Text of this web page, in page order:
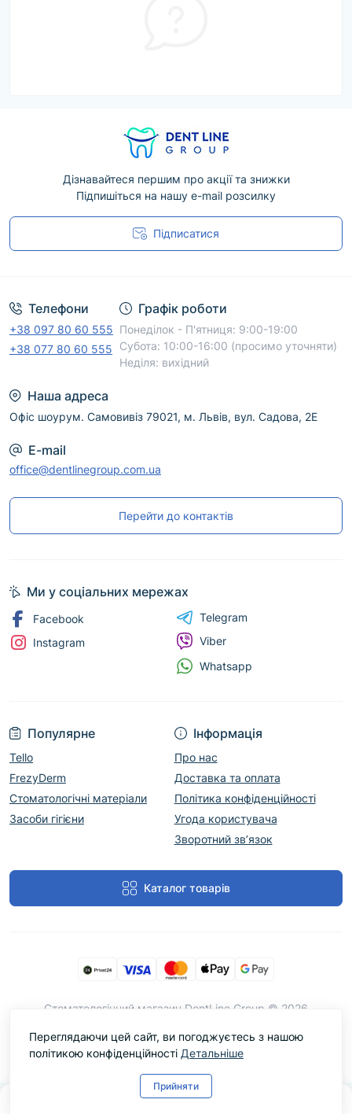
Дізнавайтеся першим про акції та знижки
Підпишіться на нашу e-mail розсилку
Підписатися
Телефони
+38 097 80 60 555
+38 077 80 60 555
Графік роботи
Понеділок - П'ятниця: 9:00-19:00
Субота: 10:00-16:00 (просимо уточняти)
Неділя: вихідний
Наша адреса
Офіс шоурум. Самовивіз 79021, м. Львів, вул. Садова, 2Е
E-mail
office@dentlinegroup.com.ua
Перейти до контактів
Популярне
Tello
FrezyDerm
Стоматологічні матеріали
Засоби гігієни
Інформація
Про нас
Доставка та оплата
Політика конфіденційності
Угода користувача
Зворотний зв’язок
Каталог товарів
Ми у соціальних мережах
Facebook
Instagram
Telegram
Viber
Whatsapp
Cтоматологічний магазин DentLine Group © 2026
Переглядаючи цей сайт, ви погоджуєтесь з нашою
політикою конфіденційності Детальніше
Прийняти